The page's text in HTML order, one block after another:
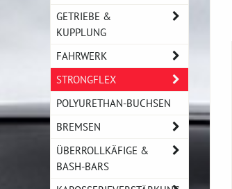
GETRIEBE &
KUPPLUNG
FAHRWERK
STRONGFLEX
POLYURETHAN-BUCHSEN
BREMSEN
ÜBERROLLKÄFIGE &
BASH-BARS